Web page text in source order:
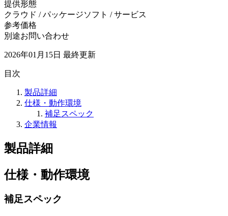
提供形態
クラウド / パッケージソフト / サービス
参考価格
別途お問い合わせ
2026年01月15日 最終更新
目次
製品詳細
仕様・動作環境
補足スペック
企業情報
製品詳細
仕様・動作環境
補足スペック